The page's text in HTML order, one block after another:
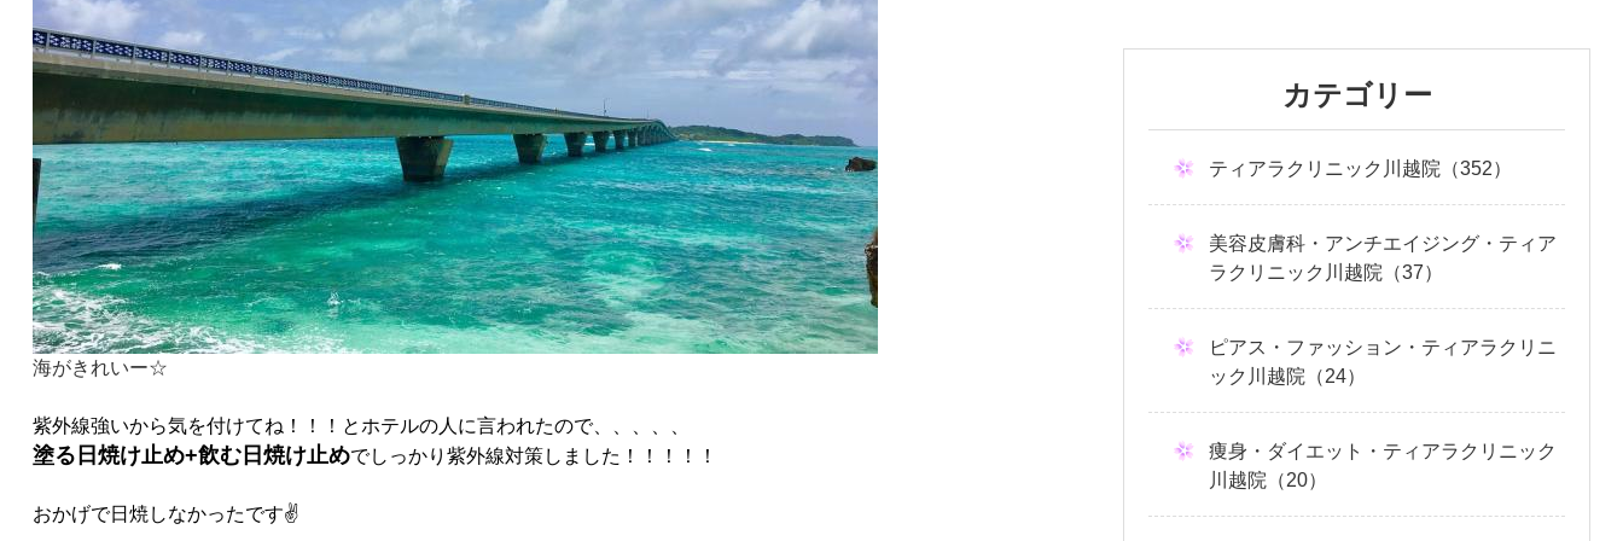
海がきれいー☆
紫外線強いから気を付けてね！！！とホテルの人に言われたので、、、、、
塗る日焼け止め+飲む日焼け止めでしっかり紫外線対策しました！！！！！
おかげで日焼しなかったです✌
カテゴリー
ティアラクリニック川越院（352）
美容皮膚科・アンチエイジング・ティア
ラクリニック川越院（37）
ピアス・ファッション・ティアラクリニ
ック川越院（24）
痩身・ダイエット・ティアラクリニック
川越院（20）